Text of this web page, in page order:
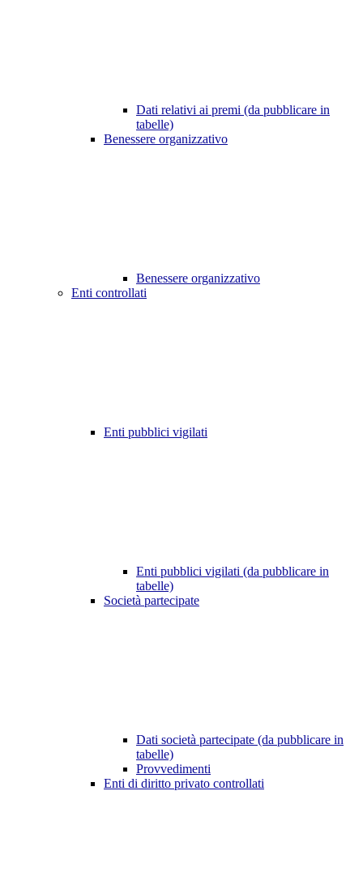
Dati relativi ai premi (da pubblicare in
tabelle)
Benessere organizzativo
Benessere organizzativo
Enti controllati
Enti pubblici vigilati
Enti pubblici vigilati (da pubblicare in
tabelle)
Società partecipate
Dati società partecipate (da pubblicare in
tabelle)
Provvedimenti
Enti di diritto privato controllati